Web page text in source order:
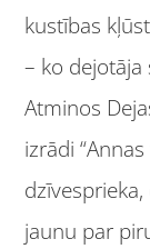
kustības
– ko dejotāja
Atminos
izrādi
jaunu par